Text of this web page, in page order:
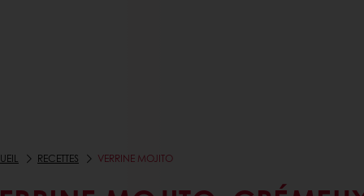
RECETTES VERRINE MOJITO